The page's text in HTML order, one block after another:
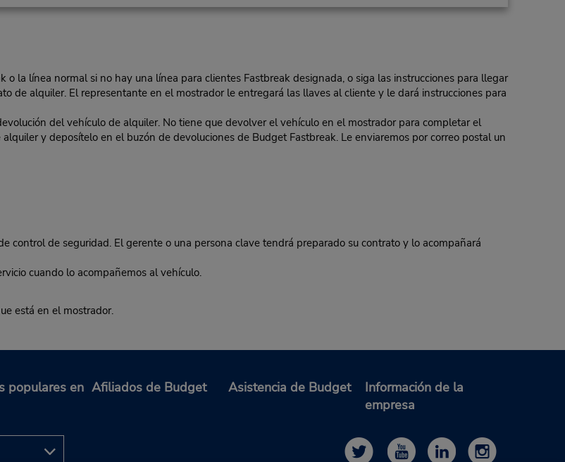
la línea normal si no hay una línea para clientes Fastbreak designada, o siga las instrucciones para llegar
de alquiler. El representante en el mostrador le entregará las llaves al cliente y le dará instrucciones para
del vehículo de alquiler. No tiene que devolver el vehículo en el mostrador para completar el
y deposítelo en el buzón de devoluciones de Budget Fastbreak. Le enviaremos por correo postal un
control de seguridad. El gerente o una persona clave tendrá preparado su contrato y lo acompañará
cuando lo acompañemos al vehículo.
está en el mostrador.
populares en Afiliados de Budget Asistencia de Budget
Información de la
empresa